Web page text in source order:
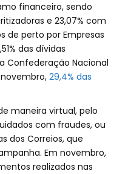
financeiro, sendo
e 23,07% com
de perto por Empresas
das dívidas
Confederação Nacional
29,4% das
maneira virtual, pelo
com fraudes, ou
dos Correios, que
Em novembro,
realizados nas